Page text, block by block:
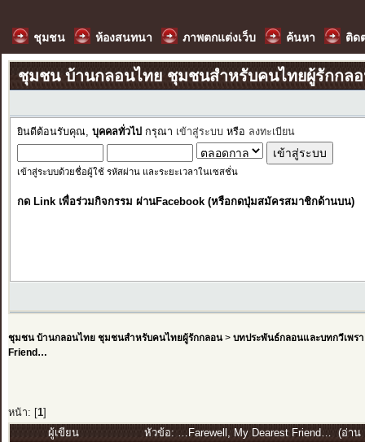
ชุมชน ห้องสนทนา ภาพตกแต่งเว็บ ค้นหา ติด
ชุมชน บ้านกลอนไทย ชุมชนสำหรับคนไทยผู้รักกล
ยินดีต้อนรับคุณ, บุคคลทั่วไป กรุณา เข้าสู่ระบบ หรือ ลงทะเบียน
เข้าสู่ระบบด้วยชื่อผู้ใช้ รหัสผ่าน และระยะเวลาในเซสชั่น
กด Link เพื่อร่วมกิจกรรม ผ่านFacebook (หรือกดปุ่มสมัครสมาชิกด้านบน)
ชุมชน บ้านกลอนไทย ชุมชนสำหรับคนไทยผู้รักกลอน> บทประพันธ์กลอนและบทกวีเพรา
Friend…
หน้า: [ 1]
ผู้เขียน
หัวข้อ: …Farewell, My Dearest Friend… (อ่าน